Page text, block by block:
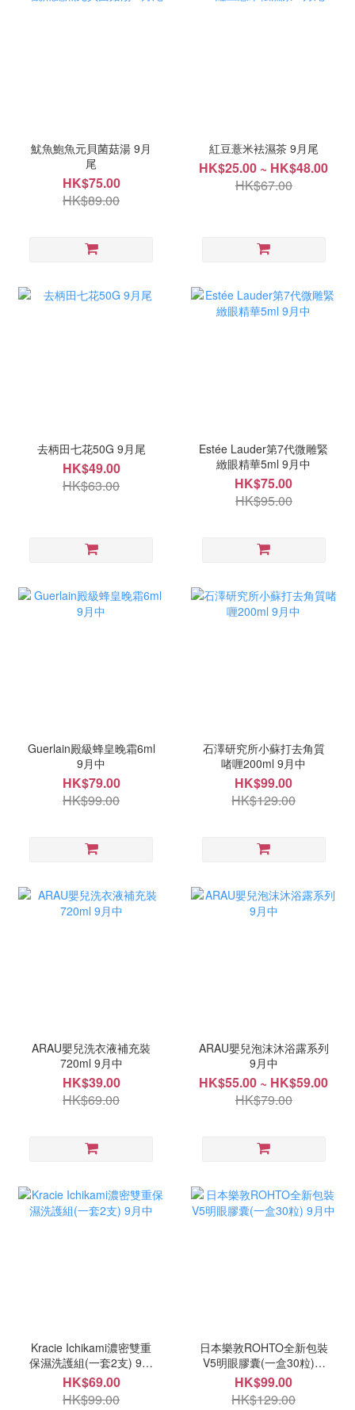
魷魚鮑魚元貝菌菇湯 9月
尾
HK$75.00
HK$89.00
紅豆薏米袪濕茶 9月尾
HK$25.00 ~ HK$48.00
HK$67.00
去柄田七花50G 9月尾
HK$49.00
HK$63.00
Estée Lauder第7代微雕緊
緻眼精華5ml 9月中
HK$75.00
HK$95.00
Guerlain殿級蜂皇晚霜6ml
9月中
HK$79.00
HK$99.00
石澤研究所小蘇打去角質
啫喱200ml 9月中
HK$99.00
HK$129.00
ARAU嬰兒洗衣液補充裝
720ml 9月中
HK$39.00
HK$69.00
ARAU嬰兒泡沫沐浴露系列
9月中
HK$55.00 ~ HK$59.00
HK$79.00
Kracie Ichikami濃密雙重
保濕洗護組(一套2支) 9月
中
HK$69.00
HK$99.00
日本樂敦ROHTO全新包裝
V5明眼膠囊(一盒30粒) 9
月中
HK$99.00
HK$129.00